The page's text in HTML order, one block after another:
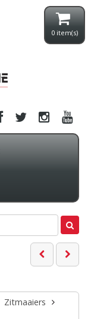
0 item(s)
Zitmaaiers